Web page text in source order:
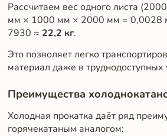
Рассчитаем вес одного листа
мм × 1000 мм × 2000 мм = 0,0028
7930 ≈ 22,2 кг.
Это позволяет легко
материал даже в труднодоступных
Преимущества
Холодная прокатка даёт ряд
горячекатаным аналогом: